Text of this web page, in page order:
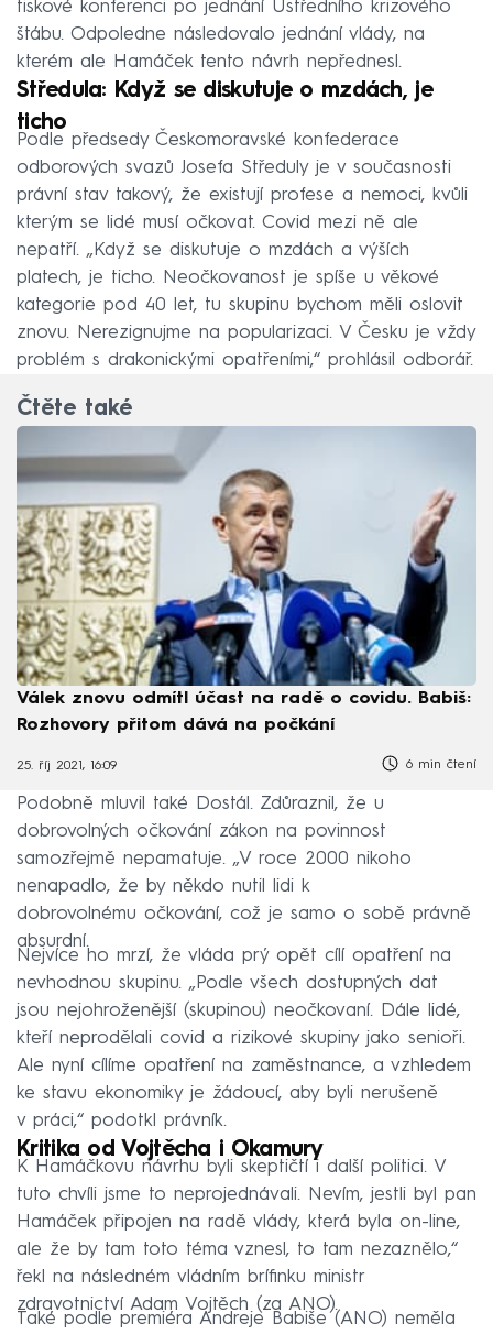
tiskové konferenci po jednání Ústředního krizového
štábu. Odpoledne následovalo jednání vlády, na
kterém ale Hamáček tento návrh nepřednesl.
Středula: Když se diskutuje o mzdách, je
ticho
Podle předsedy Českomoravské konfederace
odborových svazů Josefa Středuly je v současnosti
právní stav takový, že existují profese a nemoci, kvůli
kterým se lidé musí očkovat. Covid mezi ně ale
nepatří. „Když se diskutuje o mzdách a výších
platech, je ticho. Neočkovanost je spíše u věkové
kategorie pod 40 let, tu skupinu bychom měli oslovit
znovu. Nerezignujme na popularizaci. V Česku je vždy
problém s drakonickými opatřeními,“ prohlásil odborář.
Čtěte také
Válek znovu odmítl účast na radě o covidu. Babiš:
Rozhovory přitom dává na počkání
25. říj 2021, 16:09 6 min čtení
Podobně mluvil také Dostál. Zdůraznil, že u
dobrovolných očkování zákon na povinnost
samozřejmě nepamatuje. „V roce 2000 nikoho
nenapadlo, že by někdo nutil lidi k
dobrovolnému očkování, což je samo o sobě právně
absurdní.
Nejvíce ho mrzí, že vláda prý opět cílí opatření na
nevhodnou skupinu. „Podle všech dostupných dat
jsou nejohroženější (skupinou) neočkovaní. Dále lidé,
kteří neprodělali covid a rizikové skupiny jako senioři.
Ale nyní cílíme opatření na zaměstnance, a vzhledem
ke stavu ekonomiky je žádoucí, aby byli nerušeně
v práci,“ podotkl právník.
Kritika od Vojtěcha i Okamury
K Hamáčkovu návrhu byli skeptičtí i další politici. V
tuto chvíli jsme to neprojednávali. Nevím, jestli byl pan
Hamáček připojen na radě vlády, která byla on-line,
ale že by tam toto téma vznesl, to tam nezaznělo,“
řekl na následném vládním brífinku ministr
zdravotnictví Adam Vojtěch (za ANO).
Také podle premiéra Andreje Babiše (ANO) neměla